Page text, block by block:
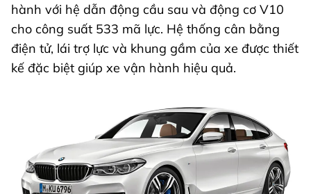
hành với hệ dẫn động cầu sau và động cơ V10
cho công suất 533 mã lực. Hệ thống cân bằng
điện tử, lái trợ lực và khung gầm của xe được thiết
kế đặc biệt giúp xe vận hành hiệu quả.